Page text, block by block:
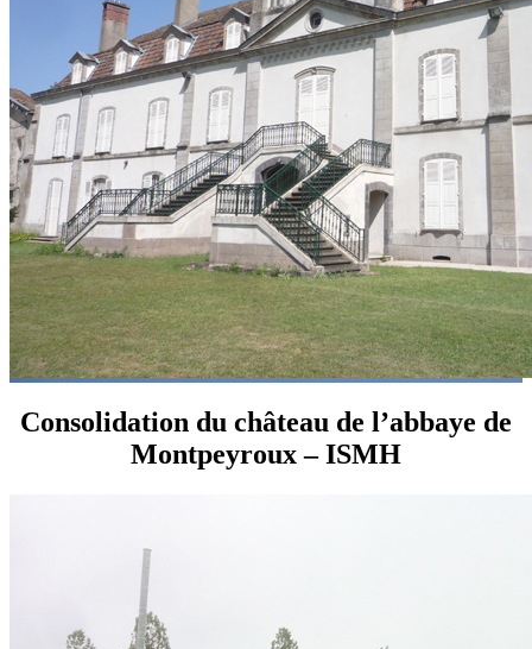
Consolidation du château de l’abbaye de
Montpeyroux – ISMH